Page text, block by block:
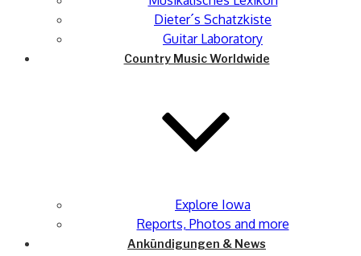
Dieter´s Schatzkiste
Guitar Laboratory
Country Music Worldwide
Explore Iowa
Reports, Photos and more
Ankündigungen & News